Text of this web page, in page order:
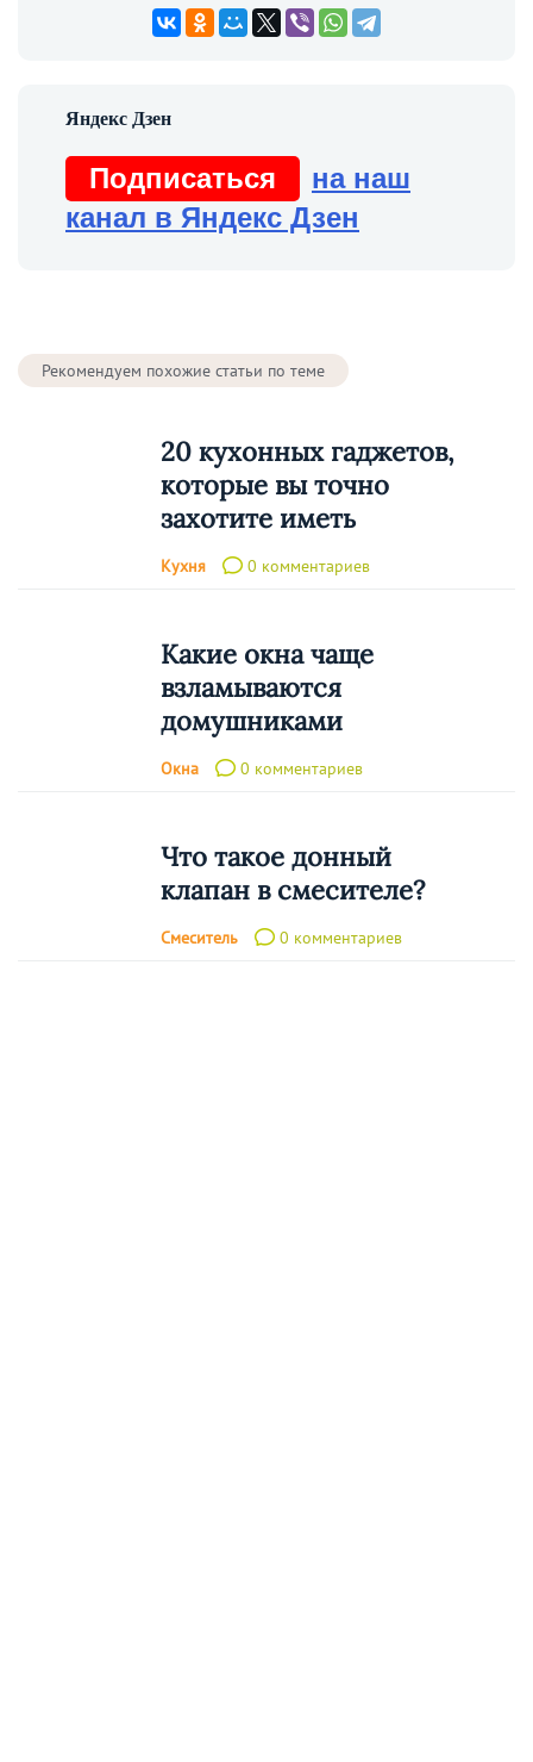
Подписаться
на наш
канал в Яндекс Дзен
Рекомендуем похожие статьи по теме
20 кухонных гаджетов,
которые вы точно
захотите иметь
Кухня 0 комментариев
Какие окна чаще
взламываются
домушниками
Окна 0 комментариев
Что такое донный
клапан в смесителе?
Смеситель 0 комментариев